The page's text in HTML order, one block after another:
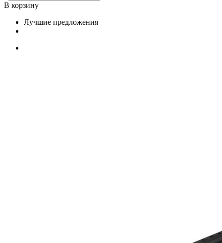
В корзину
Лучшие предложения